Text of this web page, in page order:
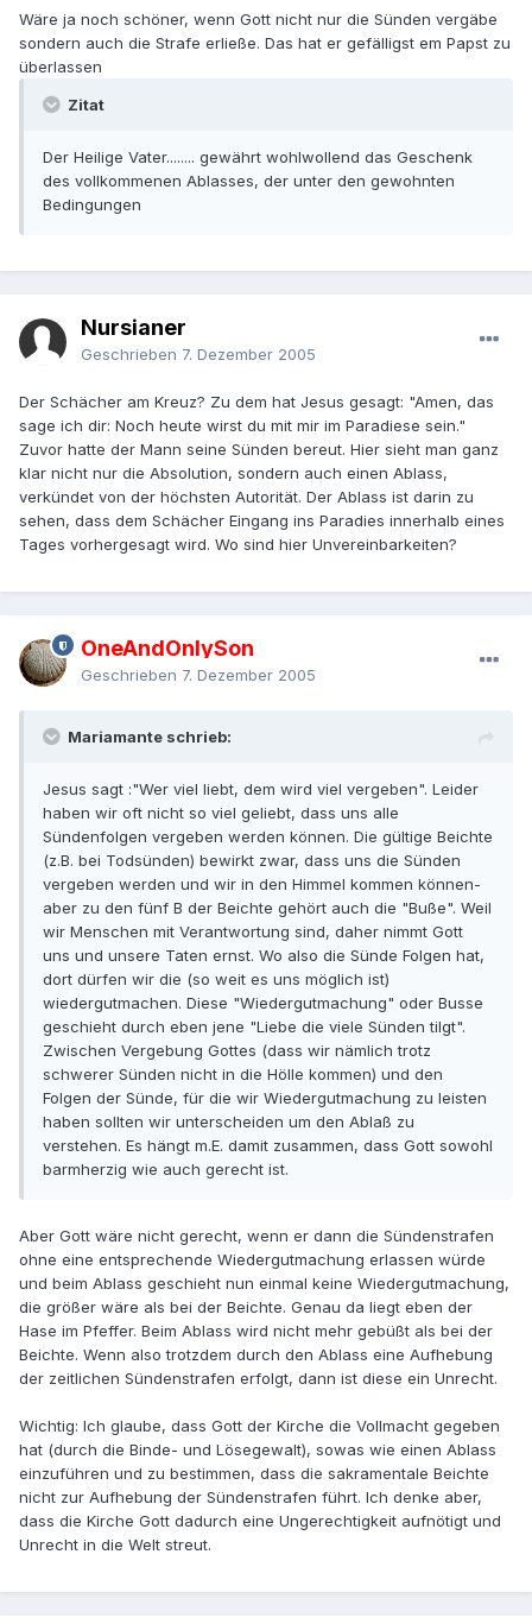
Wäre ja noch schöner, wenn Gott nicht nur die Sünden vergäbe
sondern auch die Strafe erließe. Das hat er gefälligst em Papst zu
überlassen
Zitat
Der Heilige Vater........ gewährt wohlwollend das Geschenk
des vollkommenen Ablasses, der unter den gewohnten
Bedingungen
Nursianer
Geschrieben 7. Dezember 2005
Der Schächer am Kreuz? Zu dem hat Jesus gesagt: "Amen, das
sage ich dir: Noch heute wirst du mit mir im Paradiese sein."
Zuvor hatte der Mann seine Sünden bereut. Hier sieht man ganz
klar nicht nur die Absolution, sondern auch einen Ablass,
verkündet von der höchsten Autorität. Der Ablass ist darin zu
sehen, dass dem Schächer Eingang ins Paradies innerhalb eines
Tages vorhergesagt wird. Wo sind hier Unvereinbarkeiten?
OneAndOnlySon
Geschrieben 7. Dezember 2005
Mariamante schrieb:
Jesus sagt :"Wer viel liebt, dem wird viel vergeben". Leider
haben wir oft nicht so viel geliebt, dass uns alle
Sündenfolgen vergeben werden können. Die gültige Beichte
(z.B. bei Todsünden) bewirkt zwar, dass uns die Sünden
vergeben werden und wir in den Himmel kommen können-
aber zu den fünf B der Beichte gehört auch die "Buße". Weil
wir Menschen mit Verantwortung sind, daher nimmt Gott
uns und unsere Taten ernst. Wo also die Sünde Folgen hat,
dort dürfen wir die (so weit es uns möglich ist)
wiedergutmachen. Diese "Wiedergutmachung" oder Busse
geschieht durch eben jene "Liebe die viele Sünden tilgt".
Zwischen Vergebung Gottes (dass wir nämlich trotz
schwerer Sünden nicht in die Hölle kommen) und den
Folgen der Sünde, für die wir Wiedergutmachung zu leisten
haben sollten wir unterscheiden um den Ablaß zu
verstehen. Es hängt m.E. damit zusammen, dass Gott sowohl
barmherzig wie auch gerecht ist.
Aber Gott wäre nicht gerecht, wenn er dann die Sündenstrafen
ohne eine entsprechende Wiedergutmachung erlassen würde
und beim Ablass geschieht nun einmal keine Wiedergutmachung,
die größer wäre als bei der Beichte. Genau da liegt eben der
Hase im Pfeffer. Beim Ablass wird nicht mehr gebüßt als bei der
Beichte. Wenn also trotzdem durch den Ablass eine Aufhebung
der zeitlichen Sündenstrafen erfolgt, dann ist diese ein Unrecht.
Wichtig: Ich glaube, dass Gott der Kirche die Vollmacht gegeben
hat (durch die Binde- und Lösegewalt), sowas wie einen Ablass
einzuführen und zu bestimmen, dass die sakramentale Beichte
nicht zur Aufhebung der Sündenstrafen führt. Ich denke aber,
dass die Kirche Gott dadurch eine Ungerechtigkeit aufnötigt und
Unrecht in die Welt streut.